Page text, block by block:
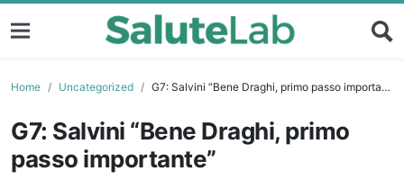
Home Uncategorized G7: Salvini “Bene Draghi, primo passo importante”
G7: Salvini “Bene Draghi, primo
passo importante”